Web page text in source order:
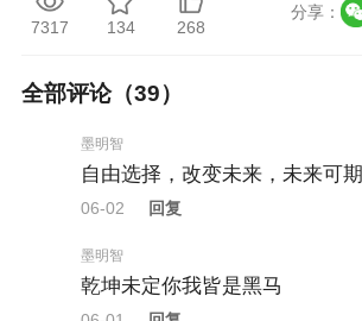
7317 134 268
分享：
全部评论（39）
墨明智
自由选择，改变未来，未来可期
06-02 回复
墨明智
乾坤未定你我皆是黑马